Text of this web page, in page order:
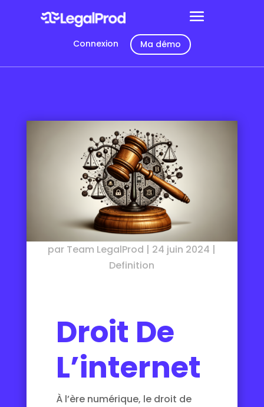
Connexion Ma démo
par Team LegalProd | 24 juin 2024 |
Definition
Droit De
L’internet
À l’ère numérique, le droit de